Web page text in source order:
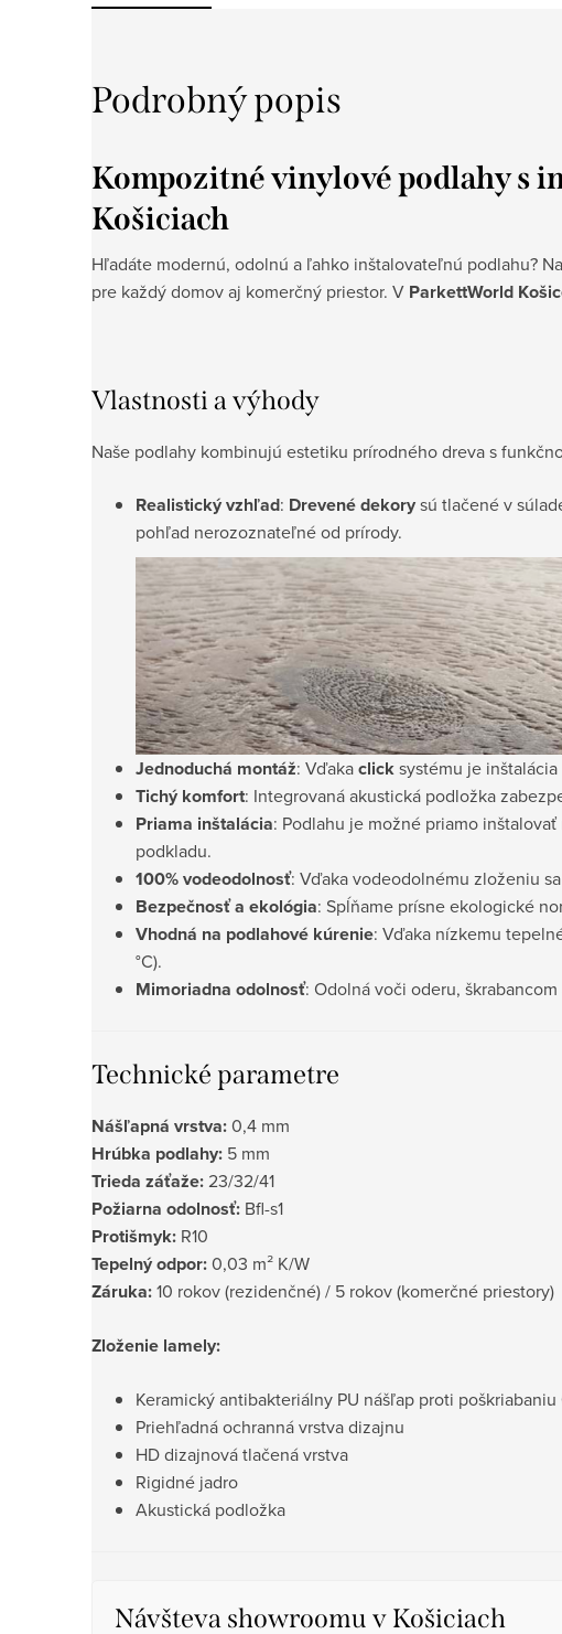
Podrobný popis
Kompozitné vinylové podlahy s
Košiciach
Hľadáte modernú, odolnú a ľahko inštalovateľnú podlahu?
pre každý domov aj komerčný priestor. V ParkettWorld
Vlastnosti a výhody
Naše podlahy kombinujú estetiku prírodného dreva s
Realistický vzhľad: Drevené dekorysú tlačené v
pohľad nerozoznateľné od prírody.
Jednoduchá montáž: Vďakaclicksystému je
Tichý komfort: Integrovaná akustická podložka
Priama inštalácia: Podlahu je možné priamo
podkladu.
100% vodeodolnosť: Vďaka vodeodolnému zloženiu
Bezpečnosť a ekológia: Spĺňame prísne ekologické
Vhodná na podlahové kúrenie: Vďaka nízkemu
°C).
Mimoriadna odolnosť: Odolná voči oderu,
Technické parametre
Nášľapná vrstva:0,4 mm
Hrúbka podlahy: 5 mm
Trieda záťaže:23/32/41
Požiarna odolnosť: Bfl-s1
Protišmyk: R10
Tepelný odpor:0,03 m² K/W
Záruka:10 rokov (rezidenčné) / 5 rokov (komerčné priestory)
Zloženie lamely:
Keramický antibakteriálny PU nášľap proti poškriabaniu
Priehľadná ochranná vrstva dizajnu
HD dizajnová tlačená vrstva
Rigidné jadro
Akustická podložka
Návšteva showroomu v Košiciach